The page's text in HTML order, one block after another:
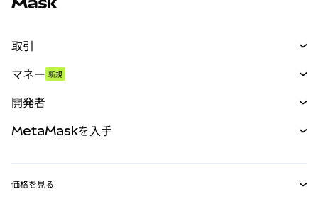
取引
パーペチュアル
RWA
マネー 新規
開発者
MetaMaskを入手
価格を見る